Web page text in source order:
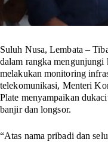
Suluh Nusa, Lembata –
dalam rangka mengunjungi
melakukan monitoring
telekomunikasi, Menteri
Plate menyampaikan
banjir dan longsor.
“Atas nama pribadi dan